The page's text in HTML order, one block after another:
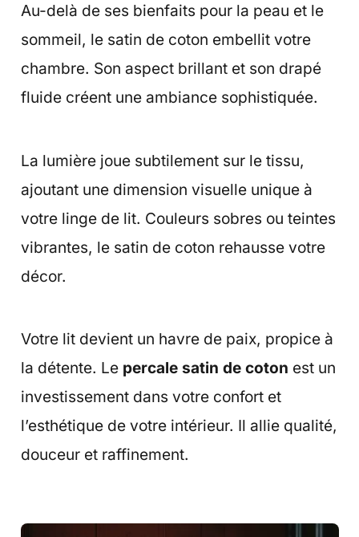
Au-delà de ses bienfaits pour la peau et le
sommeil, le satin de coton embellit votre
chambre. Son aspect brillant et son drapé
fluide créent une ambiance sophistiquée.
La lumière joue subtilement sur le tissu,
ajoutant une dimension visuelle unique à
votre linge de lit. Couleurs sobres ou teintes
vibrantes, le satin de coton rehausse votre
décor.
Votre lit devient un havre de paix, propice à
la détente. Le percale satin de coton est un
investissement dans votre confort et
l’esthétique de votre intérieur. Il allie qualité,
douceur et raffinement.